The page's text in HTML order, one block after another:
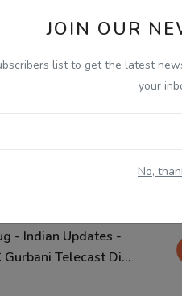
JOIN OUR
list to get the latest
your
No,
- Indian Updates -
Gurbani Telecast Di...